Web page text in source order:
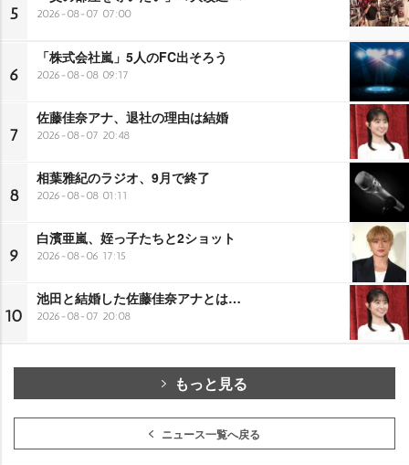
5 2026-08-07 07:00
6
「株式会社嵐」5人のFC出そろう
2026-08-08 09:17
7
佐藤佳奈アナ、退社の理由は結婚
2026-08-07 20:48
8
相葉雅紀のラジオ、9月で終了
2026-08-08 01:11
9
白濱亜嵐、姪っ子たちと2ショット
2026-08-06 17:15
10
池田と結婚した佐藤佳奈アナとは…
2026-08-07 20:08
もっと見る
ニュース一覧へ戻る